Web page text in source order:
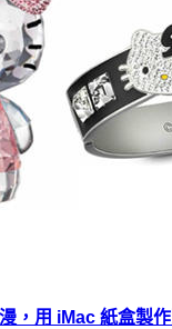
，用 iMac 紙盒製